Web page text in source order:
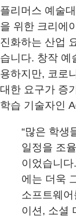
플리머스 예술
을 위한 크리에
진화하는 산업
습니다. 창작 예
용하지만, 코로
대한 요구가 증
학습 기술자인
“많은 학생
일정을 조
이었습니
에는 더욱
소프트웨
이션, 소셜